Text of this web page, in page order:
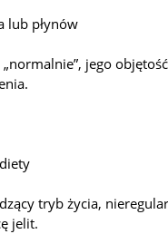
lub płynów
jego
tryb życia,
jelit.